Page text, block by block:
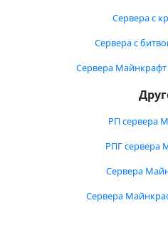
Сервера с
Сервера с
Сервера Майнкрафт
РП сервера
РПГ сервера
Сервера
Сервера